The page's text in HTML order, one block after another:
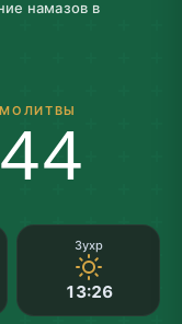
намазов в
МОЛИТВЫ
Зухр
13:26